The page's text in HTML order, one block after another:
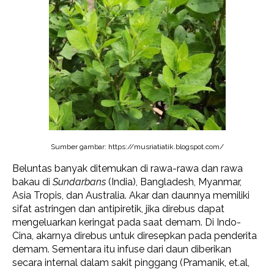
Sumber gambar: https://musriatiatik.blogspot.com/
Beluntas banyak ditemukan di rawa-rawa dan rawa
bakau di Sundarbans (India), Bangladesh, Myanmar,
Asia Tropis, dan Australia. Akar dan daunnya memiliki
sifat astringen dan antipiretik, jika direbus dapat
mengeluarkan keringat pada saat demam. Di Indo-
Cina, akarnya direbus untuk diresepkan pada penderita
demam. Sementara itu infuse dari daun diberikan
secara internal dalam sakit pinggang (Pramanik, et.al,